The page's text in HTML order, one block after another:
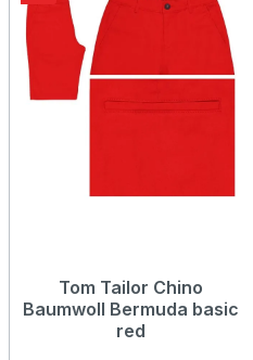
Tom Tailor Chino
Baumwoll Bermuda basic
red